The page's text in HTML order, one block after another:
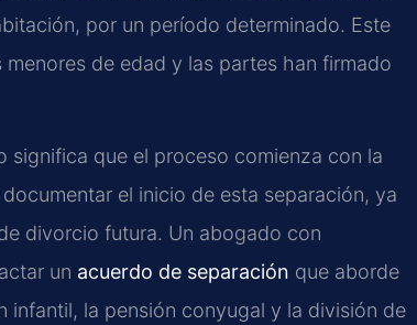
por un período determinado. Este
de edad y las partes han firmado
significa que el proceso comienza con la
el inicio de esta separación, ya
divorcio futura. Un abogado con
un acuerdo de separación que aborde
infantil, la pensión conyugal y la división de